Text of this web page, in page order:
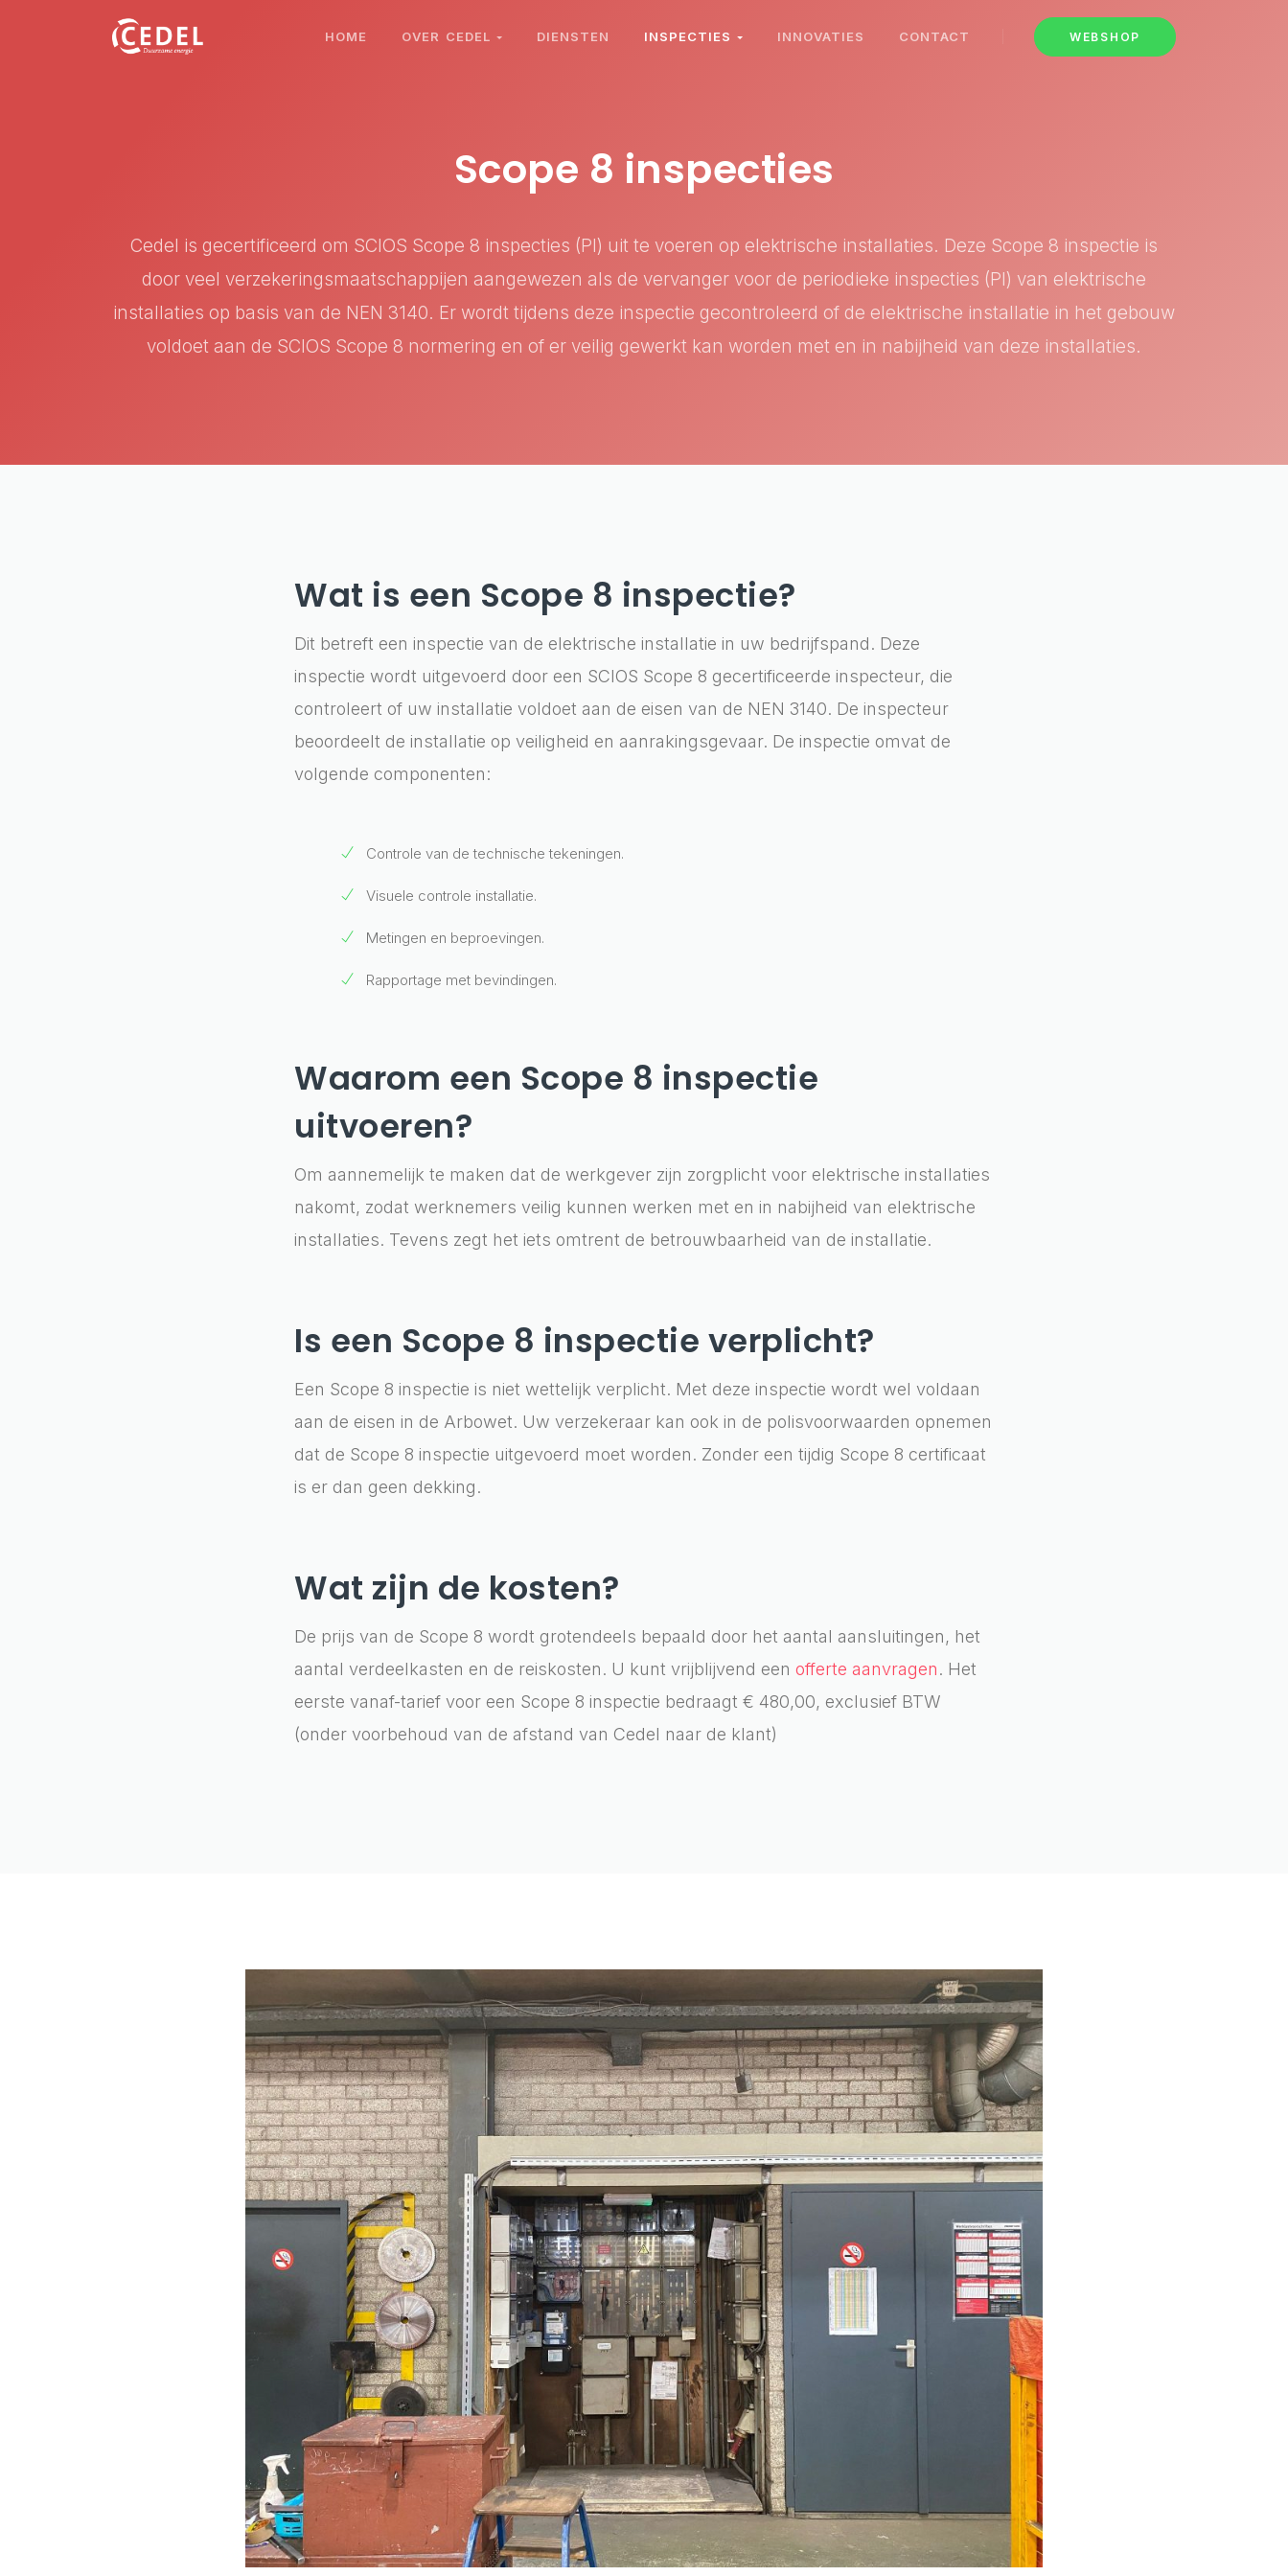
HOME OVER CEDEL DIENSTEN INSPECTIES INNOVATIES CONTACT WEBSHOP
Scope 8 inspecties
Cedel is gecertificeerd om SCIOS Scope 8 inspecties (PI) uit te voeren op elektrische installaties. Deze Scope 8 inspectie is
door veel verzekeringsmaatschappijen aangewezen als de vervanger voor de periodieke inspecties (PI) van elektrische
installaties op basis van de NEN 3140. Er wordt tijdens deze inspectie gecontroleerd of de elektrische installatie in het gebouw
voldoet aan de SCIOS Scope 8 normering en of er veilig gewerkt kan worden met en in nabijheid van deze installaties.
Wat is een Scope 8 inspectie?
Dit betreft een inspectie van de elektrische installatie in uw bedrijfspand. Deze
inspectie wordt uitgevoerd door een SCIOS Scope 8 gecertificeerde inspecteur, die
controleert of uw installatie voldoet aan de eisen van de NEN 3140. De inspecteur
beoordeelt de installatie op veiligheid en aanrakingsgevaar. De inspectie omvat de
volgende componenten:
Controle van de technische tekeningen.
Visuele controle installatie.
Metingen en beproevingen.
Rapportage met bevindingen.
Waarom een Scope 8 inspectie
uitvoeren?
Om aannemelijk te maken dat de werkgever zijn zorgplicht voor elektrische installaties
nakomt, zodat werknemers veilig kunnen werken met en in nabijheid van elektrische
installaties. Tevens zegt het iets omtrent de betrouwbaarheid van de installatie.
Is een Scope 8 inspectie verplicht?
Een Scope 8 inspectie is niet wettelijk verplicht. Met deze inspectie wordt wel voldaan
aan de eisen in de Arbowet. Uw verzekeraar kan ook in de polisvoorwaarden opnemen
dat de Scope 8 inspectie uitgevoerd moet worden. Zonder een tijdig Scope 8 certificaat
is er dan geen dekking.
Wat zijn de kosten?
De prijs van de Scope 8 wordt grotendeels bepaald door het aantal aansluitingen, het
aantal verdeelkasten en de reiskosten. U kunt vrijblijvend een offerte aanvragen. Het
eerste vanaf-tarief voor een Scope 8 inspectie bedraagt € 480,00, exclusief BTW
(onder voorbehoud van de afstand van Cedel naar de klant)